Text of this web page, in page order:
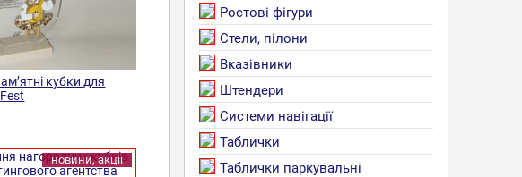
кубки для
новини, акції
Ростові фігури
Стели, пілони
Вказівники
Штендери
Системи навігації
Таблички
Таблички паркувальні